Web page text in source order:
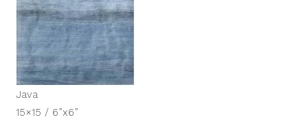
Java
15×15 / 6”x6”